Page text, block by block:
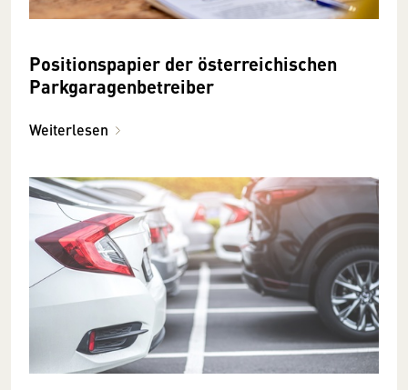
Positionspapier der österreichischen
Parkgaragenbetreiber
Weiterlesen